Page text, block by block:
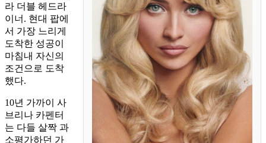
라 더블 헤드라
이너. 현대 팝에
서 가장 느리게
도착한 성공이
마침내 자신의
조건으로 도착
했다.
10년 가까이 사
브리나 카펜터
는 다들 살짝 과
소평가하던 가